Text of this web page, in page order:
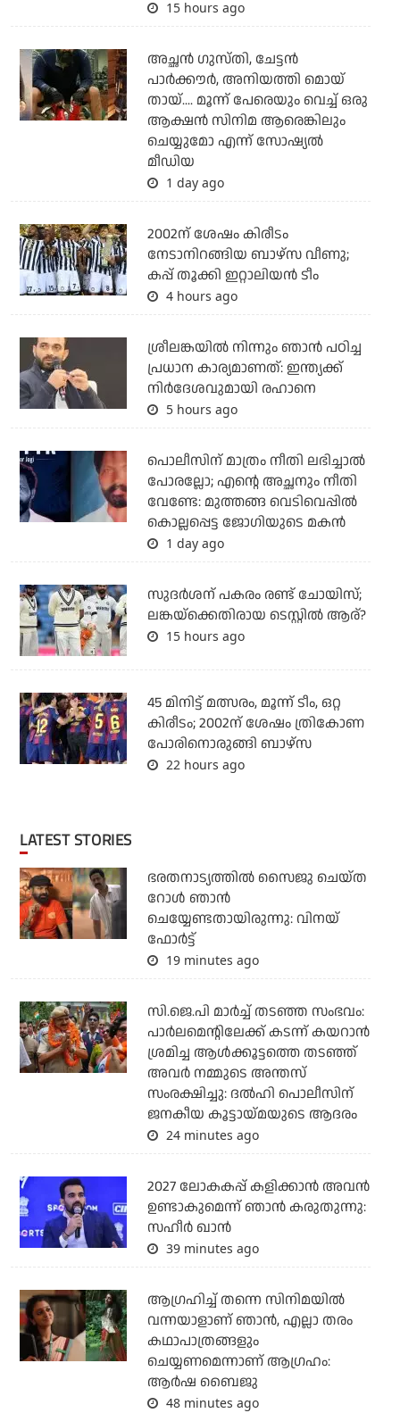
15 hours ago
അച്ഛന്‍ ഗുസ്തി, ചേട്ടന്‍
പാര്‍ക്കൗര്‍, അനിയത്തി മൊയ്
തായ്.... മൂന്ന് പേരെയും വെച്ച് ഒരു
ആക്ഷന്‍ സിനിമ ആരെങ്കിലും
ചെയ്യുമോ എന്ന് സോഷ്യല്‍
മീഡിയ
1 day ago
2002ന് ശേഷം കിരീടം
നേടാനിറങ്ങിയ ബാഴ്സ വീണു;
കപ്പ് തൂക്കി ഇറ്റാലിയൻ ടീം
4 hours ago
ശ്രീലങ്കയില്‍ നിന്നും ഞാന്‍ പഠിച്ച
പ്രധാന കാര്യമാണത്: ഇന്ത്യക്ക്
നിര്‍ദേശവുമായി രഹാനെ
5 hours ago
പൊലീസിന് മാത്രം നീതി ലഭിച്ചാല്‍
പോരല്ലോ; എന്റെ അച്ഛനും നീതി
വേണ്ടേ: മുത്തങ്ങ വെടിവെപ്പില്‍
കൊല്ലപ്പെട്ട ജോഗിയുടെ മകന്‍
1 day ago
സുദര്‍ശന് പകരം രണ്ട് ചോയിസ്;
ലങ്കയ്‌ക്കെതിരായ ടെസ്റ്റില്‍ ആര്?
15 hours ago
45 മിനിട്ട് മത്സരം, മൂന്ന് ടീം, ഒറ്റ
കിരീടം; 2002ന് ശേഷം ത്രികോണ
പോരിനൊരുങ്ങി ബാഴ്‌സ
22 hours ago
LATEST STORIES
ഭരതനാട്യത്തിൽ സൈജു ചെയ്ത
റോൾ ഞാൻ
ചെയ്യേണ്ടതായിരുന്നു: വിനയ്
ഫോർട്ട്
19 minutes ago
സി.ജെ.പി മാര്‍ച്ച് തടഞ്ഞ സംഭവം:
പാര്‍ലമെന്റിലേക്ക് കടന്ന് കയറാന്‍
ശ്രമിച്ച ആള്‍ക്കൂട്ടത്തെ തടഞ്ഞ്
അവര്‍ നമ്മുടെ അന്തസ്
സംരക്ഷിച്ചു: ദല്‍ഹി പൊലീസിന്
ജനകീയ കൂട്ടായ്മയുടെ ആദരം
24 minutes ago
2027 ലോകകപ്പ് കളിക്കാന്‍ അവന്‍
ഉണ്ടാകുമെന്ന് ഞാന്‍ കരുതുന്നു:
സഹീര്‍ ഖാന്‍
39 minutes ago
ആഗ്രഹിച്ച് തന്നെ സിനിമയില്‍
വന്നയാളാണ് ഞാന്‍, എല്ലാ തരം
കഥാപാത്രങ്ങളും
ചെയ്യണമെന്നാണ് ആഗ്രഹം:
ആര്‍ഷ ബൈജു
48 minutes ago